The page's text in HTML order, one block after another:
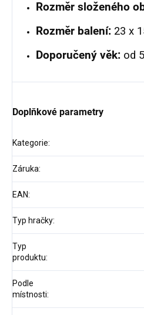
Rozměr složeného
Rozměr balení: 23 x
Doporučený věk: od
Doplňkové parametry
Kategorie:
Záruka:
EAN:
Typ hračky:
Typ
produktu:
Podle
místnosti: